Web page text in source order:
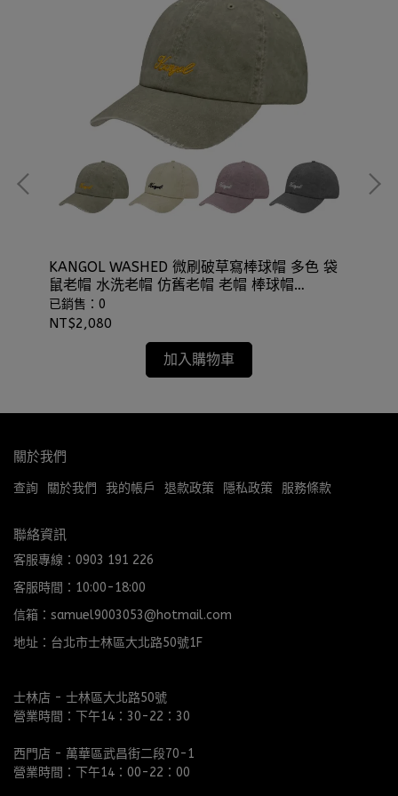
KANGOL WASHED 微刷破草寫棒球帽 多色 袋
鼠老帽 水洗老帽 仿舊老帽 老帽 棒球帽
⫷ScrewCap⫸
已銷售：0
NT$2,080
加入購物車
關於我們
查詢 關於我們 我的帳戶 退款政策 隱私政策 服務條款
聯絡資訊
客服專線：0903 191 226
客服時間：10:00-18:00
信箱：samuel9003053@hotmail.com
地址：台北市士林區大北路50號1F
士林店 - 士林區大北路50號
營業時間：下午14：30-22：30
西門店 - 萬華區武昌街二段70-1
營業時間：下午14：00-22：00